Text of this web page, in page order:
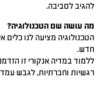
להגיב לסביבה.
מה עושה שם הטכנולוגיה?
הטכנולוגיה מציעה לנו
חדש.
ללמוד במדיה אנקורי זו
רגשיות וחברתיות, לגבש